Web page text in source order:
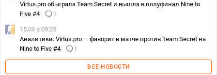
Virtus.pro обыграла Team Secret и вышла в полуфинал Nine to
Five #4
1
15.09 в 09:25
Аналитики: Virtus.pro — фаворит в матче против Team Secret на
Nine to Five #4
1
ВСЕ НОВОСТИ